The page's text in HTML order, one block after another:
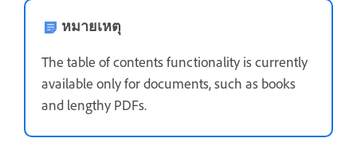
หมายเหตุ
The table of contents functionality is currently
available only for documents, such as books
and lengthy PDFs.